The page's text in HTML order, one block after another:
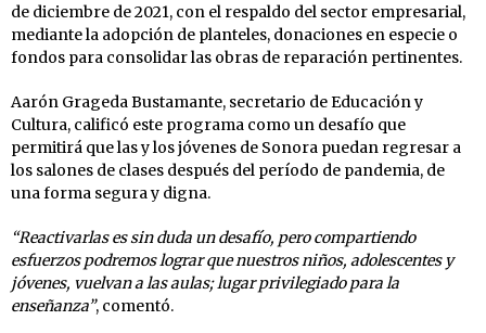
de diciembre de 2021, con el respaldo del sector empresarial,
mediante la adopción de planteles, donaciones en especie o
fondos para consolidar las obras de reparación pertinentes.
Aarón Grageda Bustamante, secretario de Educación y
Cultura, calificó este programa como un desafío que
permitirá que las y los jóvenes de Sonora puedan regresar a
los salones de clases después del período de pandemia, de
una forma segura y digna.
“Reactivarlas es sin duda un desafío, pero compartiendo
esfuerzos podremos lograr que nuestros niños, adolescentes y
jóvenes, vuelvan a las aulas; lugar privilegiado para la
enseñanza”, comentó.